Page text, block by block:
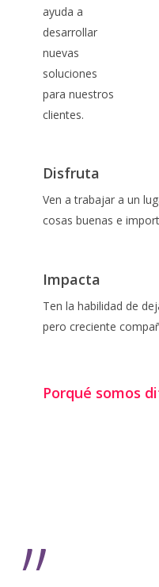
ayuda a
desarrollar
nuevas
soluciones
para nuestros
clientes.
Disfruta
Ven a trabajar a un
cosas buenas e
Impacta
Ten la habilidad de
pero creciente
Porqué somos